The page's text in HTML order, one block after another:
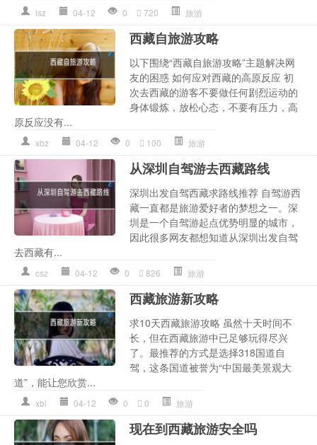
lsz 04-12 0 720 旅游
西藏自旅游攻略
以下围绕“西藏自旅游攻略”主题解决网
友的困惑 如何应对西藏的高原反应 初
次去西藏的游客不要做任何剧烈运动的
身体锻炼，放松心态，不要有压力，高
原反应没有...
xbz 04-12 0 100 旅游
从深圳自驾游去西藏路线
深圳出发自驾西藏求路线推荐 自驾游西
藏一直都是旅游爱好者的梦想之一。深
圳是一个自驾游起点优势明显的城市，
因此很多网友都想知道从深圳出发自驾
去西藏有...
csz 04-12 0 826 旅游
西藏旅游新攻略
求10天西藏旅游攻略 虽然十天时间不
长，但在西藏旅游中已足够玩得尽兴
了。最推荐的方式是选择318国道自
驾，这条国道被誉为“中国最美景观大
道”，能让您欣赏...
xbl 04-12 0 0 旅游
现在到西藏旅游安全吗